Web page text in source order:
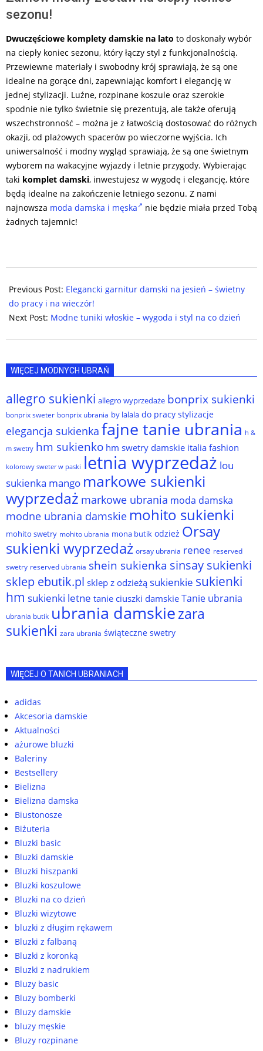
sezonu!
Dwuczęściowe komplety damskie na lato to doskonały wybór
na ciepły koniec sezonu, który łączy styl z funkcjonalnością.
Przewiewne materiały i swobodny krój sprawiają, że są one
idealne na gorące dni, zapewniając komfort i elegancję w
jednej stylizacji. Luźne, rozpinane koszule oraz szerokie
spodnie nie tylko świetnie się prezentują, ale także oferują
wszechstronność – można je z łatwością dostosować do różnych
okazji, od plażowych spacerów po wieczorne wyjścia. Ich
uniwersalność i modny wygląd sprawiają, że są one świetnym
wyborem na wakacyjne wyjazdy i letnie przygody. Wybierając
taki komplet damski, inwestujesz w wygodę i elegancję, które
będą idealne na zakończenie letniego sezonu. Z nami
najnowsza moda damska i męska
nie będzie miała przed Tobą
żadnych tajemnic!
08-
28
Previous Post: Elegancki garnitur damski na jesień – świetny
do pracy i na wieczór!
Next Post: Modne tuniki włoskie – wygoda i styl na co dzień
WIĘCEJ MODNYCH UBRAŃ
allegro sukienki allegro wyprzedaże bonprix sukienki
bonprix sweter bonprix ubrania by lalala do pracy stylizacje
elegancja sukienka fajne tanie ubrania h &
m swetry hm sukienko hm swetry damskie italia fashion
kolorowy sweter w paski letnia wyprzedaż lou
sukienka mango markowe sukienki
wyprzedaż markowe ubrania moda damska
modne ubrania damskie mohito sukienki
mohito swetry mohito ubrania mona butik odzież Orsay
sukienki wyprzedaż orsay ubrania renee reserved
swetry reserved ubrania shein sukienka sinsay sukienki
sklep ebutik.pl sklep z odzieżą sukienkie sukienki
hm sukienki letne tanie ciuszki damskie Tanie ubrania
ubrania butik ubrania damskiezara
sukienki zara ubrania świąteczne swetry
WIĘCEJ O TANICH UBRANIACH
adidas
Akcesoria damskie
Aktualności
ażurowe bluzki
Baleriny
Bestsellery
Bielizna
Bielizna damska
Biustonosze
Biżuteria
Bluzki basic
Bluzki damskie
Bluzki hiszpanki
Bluzki koszulowe
Bluzki na co dzień
Bluzki wizytowe
bluzki z długim rękawem
Bluzki z falbaną
Bluzki z koronką
Bluzki z nadrukiem
Bluzy basic
Bluzy bomberki
Bluzy damskie
bluzy męskie
Bluzy rozpinane